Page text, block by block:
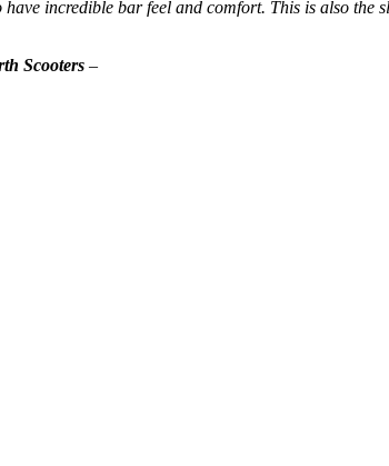
incredible bar feel and comfort. This is also the
Scooters –